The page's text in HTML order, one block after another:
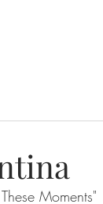
Moments"